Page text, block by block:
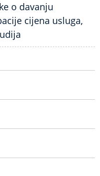
o davanju
cijena usluga,